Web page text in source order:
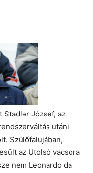
Stadler József, az
utáni
Szülőfalujában,
az Utolsó vacsora
nem Leonardo da